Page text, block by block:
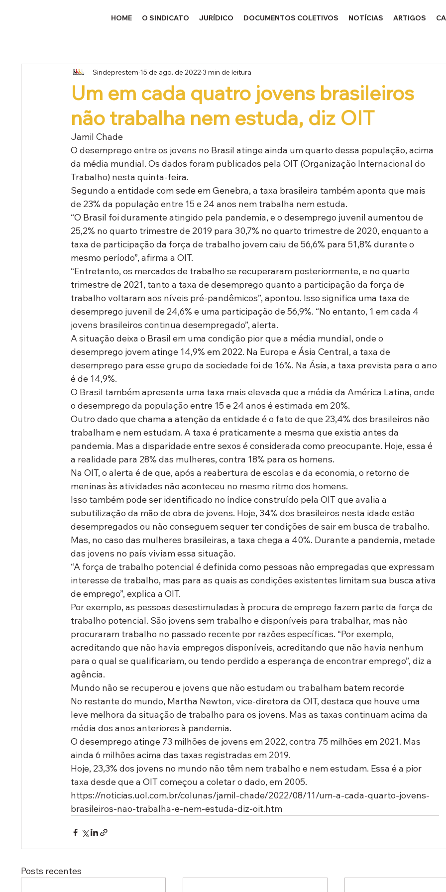
HOME O SINDICATO JURÍDICO DOCUMENTOS COLETIVOS NOTÍCIAS ARTIGOS
Um em cada quatro jovens brasileiros
não trabalha nem estuda, diz OIT
Sindeprestem 15 de ago. de 2022 3 min de leitura
Jamil Chade
O desemprego entre os jovens no Brasil atinge ainda um quarto dessa população, acima
da média mundial. Os dados foram publicados pela OIT (Organização Internacional do
Trabalho) nesta quinta-feira.
Segundo a entidade com sede em Genebra, a taxa brasileira também aponta que mais
de 23% da população entre 15 e 24 anos nem trabalha nem estuda.
“O Brasil foi duramente atingido pela pandemia, e o desemprego juvenil aumentou de
25,2% no quarto trimestre de 2019 para 30,7% no quarto trimestre de 2020, enquanto a
taxa de participação da força de trabalho jovem caiu de 56,6% para 51,8% durante o
mesmo período”, afirma a OIT.
“Entretanto, os mercados de trabalho se recuperaram posteriormente, e no quarto
trimestre de 2021, tanto a taxa de desemprego quanto a participação da força de
trabalho voltaram aos níveis pré-pandêmicos”, apontou. Isso significa uma taxa de
desemprego juvenil de 24,6% e uma participação de 56,9%. “No entanto, 1 em cada 4
jovens brasileiros continua desempregado”, alerta.
A situação deixa o Brasil em uma condição pior que a média mundial, onde o
desemprego jovem atinge 14,9% em 2022. Na Europa e Ásia Central, a taxa de
desemprego para esse grupo da sociedade foi de 16%. Na Ásia, a taxa prevista para o ano
é de 14,9%.
O Brasil também apresenta uma taxa mais elevada que a média da América Latina, onde
o desemprego da população entre 15 e 24 anos é estimada em 20%.
Outro dado que chama a atenção da entidade é o fato de que 23,4% dos brasileiros não
trabalham e nem estudam. A taxa é praticamente a mesma que existia antes da
pandemia. Mas a disparidade entre sexos é considerada como preocupante. Hoje, essa é
a realidade para 28% das mulheres, contra 18% para os homens.
Na OIT, o alerta é de que, após a reabertura de escolas e da economia, o retorno de
meninas às atividades não aconteceu no mesmo ritmo dos homens.
Isso também pode ser identificado no índice construído pela OIT que avalia a
subutilização da mão de obra de jovens. Hoje, 34% dos brasileiros nesta idade estão
desempregados ou não conseguem sequer ter condições de sair em busca de trabalho.
Mas, no caso das mulheres brasileiras, a taxa chega a 40%. Durante a pandemia, metade
das jovens no país viviam essa situação.
“A força de trabalho potencial é definida como pessoas não empregadas que expressam
interesse de trabalho, mas para as quais as condições existentes limitam sua busca ativa
de emprego”, explica a OIT.
Por exemplo, as pessoas desestimuladas à procura de emprego fazem parte da força de
trabalho potencial. São jovens sem trabalho e disponíveis para trabalhar, mas não
procuraram trabalho no passado recente por razões específicas. “Por exemplo,
acreditando que não havia empregos disponíveis, acreditando que não havia nenhum
para o qual se qualificariam, ou tendo perdido a esperança de encontrar emprego”, diz a
agência.
Mundo não se recuperou e jovens que não estudam ou trabalham batem recorde
No restante do mundo, Martha Newton, vice-diretora da OIT, destaca que houve uma
leve melhora da situação de trabalho para os jovens. Mas as taxas continuam acima da
média dos anos anteriores à pandemia.
O desemprego atinge 73 milhões de jovens em 2022, contra 75 milhões em 2021. Mas
ainda 6 milhões acima das taxas registradas em 2019.
Hoje, 23,3% dos jovens no mundo não têm nem trabalho e nem estudam. Essa é a pior
taxa desde que a OIT começou a coletar o dado, em 2005.
https://noticias.uol.com.br/colunas/jamil-chade/2022/08/11/um-a-cada-quarto-jovens-
brasileiros-nao-trabalha-e-nem-estuda-diz-oit.htm
Posts recentes